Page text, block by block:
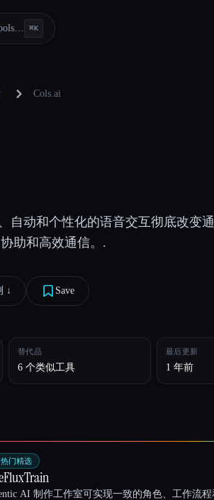
⌘K
Cols.ai
自动和个性化的语音交互彻底改变通
助和高效通信。.
↓︎ Save
替代品
6 个类似工具
最后更新
1 年前
热门精选
AI 制作工作室可实现一致的角色、工作流程